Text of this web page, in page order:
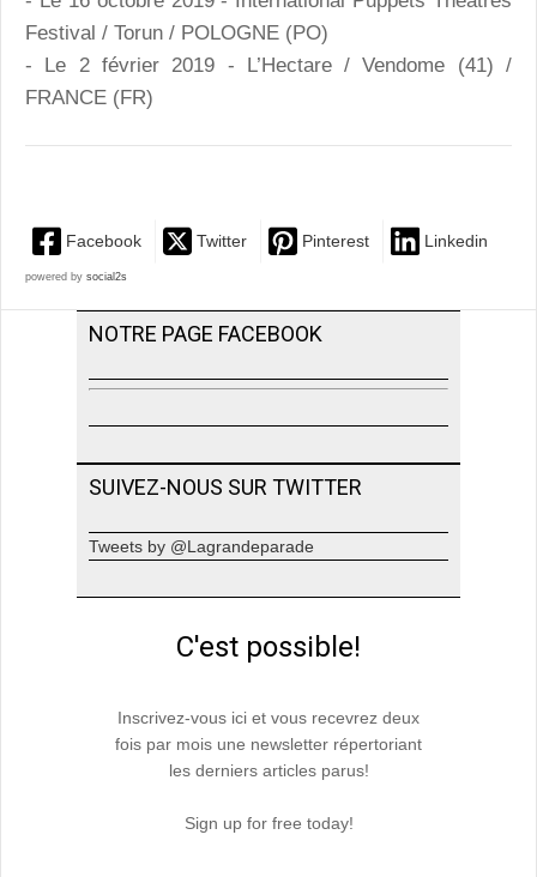
Festival / Torun / POLOGNE (PO)
- Le 2 février 2019 - L’Hectare / Vendome (41) /
FRANCE (FR)
Facebook Twitter Pinterest Linkedin
powered by social2s
NOTRE PAGE FACEBOOK
SUIVEZ-NOUS SUR TWITTER
Tweets by @Lagrandeparade
C'est possible!
Inscrivez-vous ici et vous recevrez deux
fois par mois une newsletter répertoriant
les derniers articles parus!
Sign up for free today!